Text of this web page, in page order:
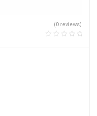
(0 reviews)